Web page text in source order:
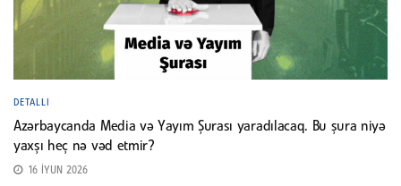
DETALLI
Azərbaycanda Media və Yayım Şurası yaradılacaq. Bu şura niyə
yaxşı heç nə vəd etmir?
16 İYUN 2026